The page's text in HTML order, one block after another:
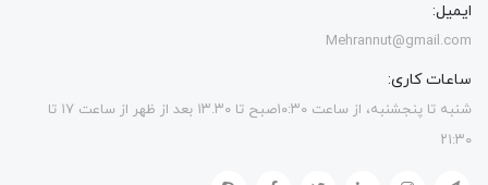
ایمیل:
Mehrannut@gmail.com
ساعات کاری:
شنبه تا پنجشنبه، از ساعت ۱۰:۳۰صبح تا ۱۳.۳۰ بعد از ظهر از ساعت ۱۷ تا
۲۱:۳۰